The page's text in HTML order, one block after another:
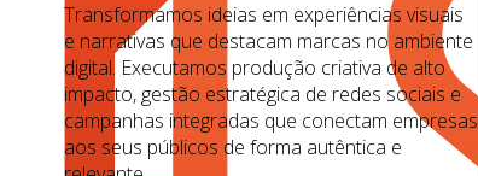
Transformamos ideias em experiências visuais
e narrativas que destacam marcas no ambiente
digital. Executamos produção criativa de alto
impacto, gestão estratégica de redes sociais e
campanhas integradas que conectam empresas
aos seus públicos de forma autêntica e